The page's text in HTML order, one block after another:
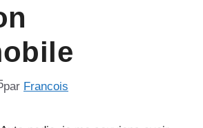
par Francois